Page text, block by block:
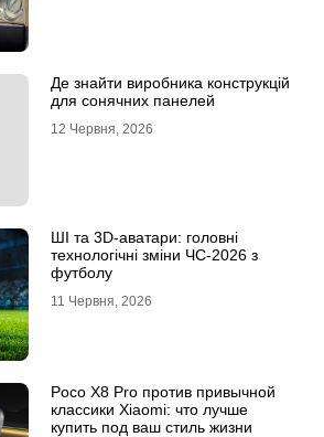
Де знайти виробника конструкцій
для сонячних панелей
12 Червня, 2026
ШІ та 3D-аватари: головні
технологічні зміни ЧС-2026 з
футболу
11 Червня, 2026
Poco X8 Pro против привычной
классики Xiaomi: что лучше
купить под ваш стиль жизни